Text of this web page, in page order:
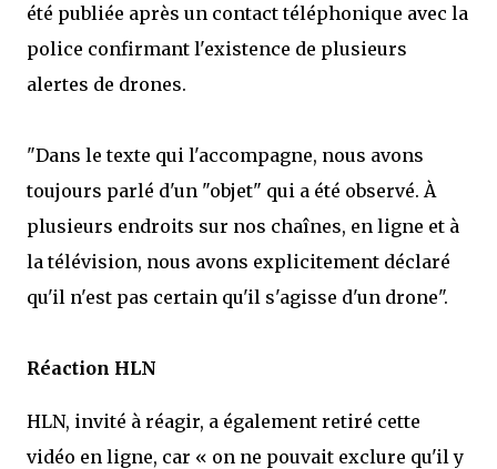
été publiée après un contact téléphonique avec la
police confirmant l'existence de plusieurs
alertes de drones.
"Dans le texte qui l'accompagne, nous avons
toujours parlé d'un "objet" qui a été observé. À
plusieurs endroits sur nos chaînes, en ligne et à
la télévision, nous avons explicitement déclaré
qu'il n'est pas certain qu'il s'agisse d'un drone".
Réaction HLN
HLN, invité à réagir, a également retiré cette
vidéo en ligne, car « on ne pouvait exclure qu'il y